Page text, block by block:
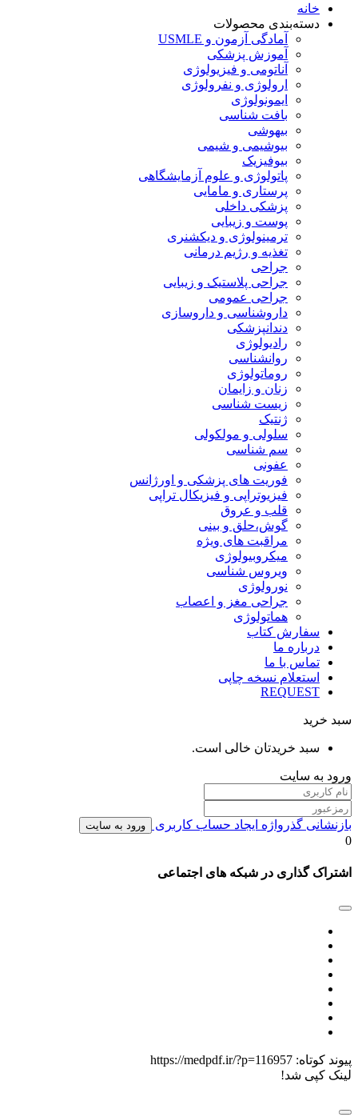
خانه
دسته‌بندی محصولات
آمادگی آزمون و USMLE
آموزش پزشکی
آناتومی و فیزیولوژی
ارولوژی و نفرولوژی
ایمونولوژی
بافت شناسی
بیهوشی
بیوشیمی و شیمی
بیوفیزیک
پاتولوژی و علوم آزمایشگاهی
پرستاری و مامایی
پزشکی داخلی
پوست و زیبایی
ترمینولوژی و دیکشنری
تغذیه و رژیم درمانی
جراحی
جراحی پلاستیک و زیبایی
جراحی عمومی
داروشناسی و داروسازی
دندانپزشکی
رادیولوژی
روانشناسی
روماتولوژی
زنان و زایمان
زیست شناسی
ژنتیک
سلولی و مولکولی
سم شناسی
عفونی
فوریت های پزشکی و اورژانس
فیزیوتراپی و فیزیکال تراپی
قلب و عروق
گوش،حلق و بینی
مراقبت های ویژه
میکروبیولوژی
ویروس شناسی
نورولوژی
جراحی مغز و اعصاب
هماتولوژی
سفارش کتاب
درباره ما
تماس با ما
استعلام نسخه چاپی
REQUEST
سبد خرید
سبد خریدتان خالی است.
ورود به سایت
بازنشانی گذرواژه ایجاد حساب کاربری ورود به سایت
0
اشتراک گذاری در شبکه های اجتماعی
پیوند کوتاه: https://medpdf.ir/?p=116957
لینک کپی شد!